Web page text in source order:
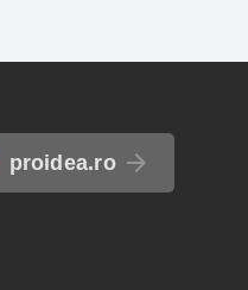
proidea.ro